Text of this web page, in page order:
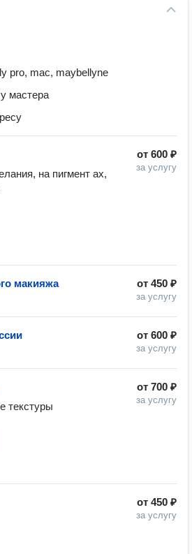
pro, mac, maybellyne
мастера
от 600 ₽
за услугу
на пигмент ах,
от 450 ₽
за услугу
макияжа
от 600 ₽
за услугу
от 700 ₽
за услугу
текстуры
от 450 ₽
за услугу